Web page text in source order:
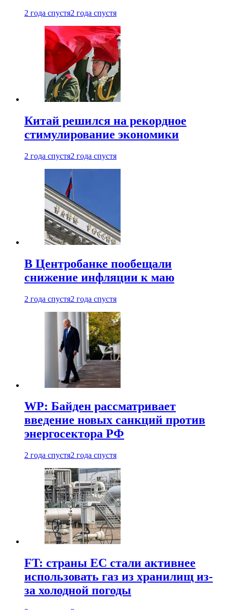
2 года спустя2 года спустя
Китай решился на рекордное
стимулирование экономики
2 года спустя2 года спустя
В Центробанке пообещали
снижение инфляции к маю
2 года спустя2 года спустя
WP: Байден рассматривает
введение новых санкций против
энергосектора РФ
2 года спустя2 года спустя
FT: страны ЕС стали активнее
использовать газ из хранилищ из-
за холодной погоды